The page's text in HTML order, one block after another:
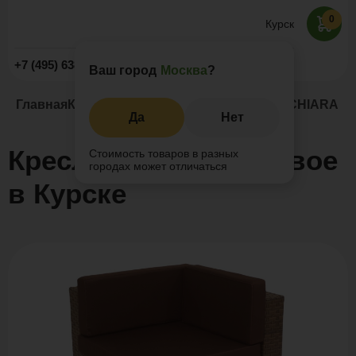
Курск
Ваш город Москва?
Да Нет
Стоимость товаров в разных
городах может отличаться
+7 (495) 638-52-09 Заказать звонок
0
Главная Каталог Подвесные кресла Кресло CHIARA
Кресло CHIARA угловое
в Курске